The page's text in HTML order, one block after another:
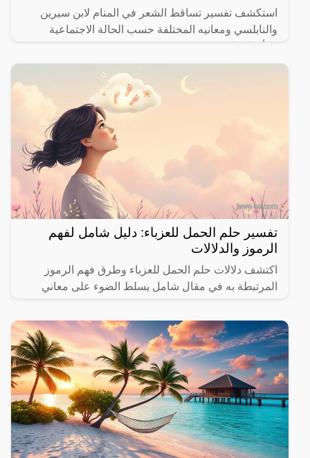
استكشف تفسير تساقط الشعر في المنام لابن سيرين
والنابلسي ومعانيه المختلفة حسب الحالة الاجتماعية
تفسير حلم الحمل للعزباء: دليل شامل لفهم
الرموز والدلالات
اكتشف دلالات حلم الحمل للعزباء وطرق فهم الرموز
المرتبطة به في مقال شامل يسلط الضوء على معاني